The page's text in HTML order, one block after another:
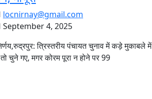
locnirnay@gmail.com
September 4, 2025
त्रिस्तरीय पंचायत चुनाव में कड़े मुकाबले में
चुने गए, मगर कोरम पूरा न होने पर 99